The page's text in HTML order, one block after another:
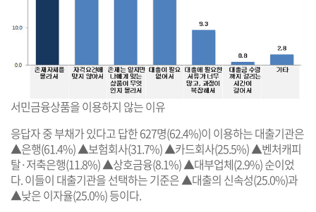
서민금융상품을 이용하지 않는 이유
응답자 중 부채가 있다고 답한 627명(62.4%)이 이용하는 대출기관은
▲은행(61.4%) ▲보험회사(31.7%) ▲카드회사(25.5%) ▲벤처캐피
탈·저축은행(11.8%) ▲상호금융(8.1%) ▲대부업체(2.9%) 순이었
다. 이들이 대출기관을 선택하는 기준은 ▲대출의 신속성(25.0%)과
▲낮은 이자율(25.0%) 등이다.